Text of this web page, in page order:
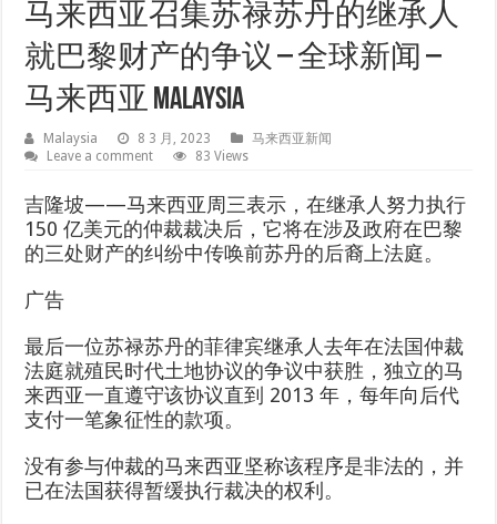
马来西亚召集苏禄苏丹的继承人
就巴黎财产的争议 – 全球新闻 –
马来西亚 Malaysia
Malaysia 8 3 月, 2023
马来西亚新闻
Leave a comment
83 Views
吉隆坡——马来西亚周三表示，在继承人努力执行
150 亿美元的仲裁裁决后，它将在涉及政府在巴黎
的三处财产的纠纷中传唤前苏丹的后裔上法庭。
广告
最后一位苏禄苏丹的菲律宾继承人去年在法国仲裁
法庭就殖民时代土地协议的争议中获胜，独立的马
来西亚一直遵守该协议直到 2013 年，每年向后代
支付一笔象征性的款项。
没有参与仲裁的马来西亚坚称该程序是非法的，并
已在法国获得暂缓执行裁决的权利。